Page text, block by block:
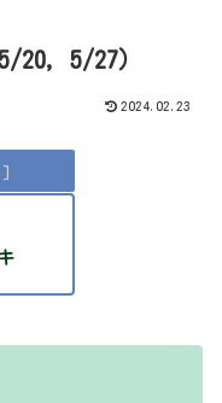
20, 5/27）
2024.02.23